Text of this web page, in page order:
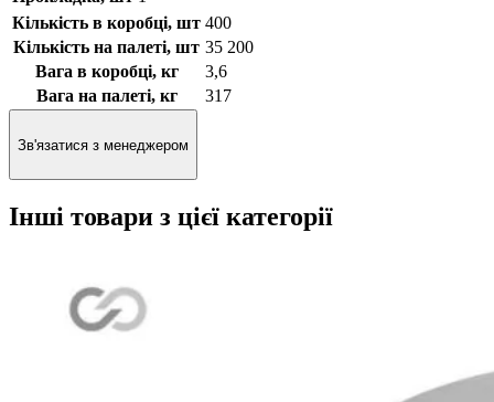
Кількість в коробці, шт 400
Кількість на палеті, шт 35 200
Вага в коробці, кг
3,6
Вага на палеті, кг
317
Зв'язатися з менеджером
Інші товари з цієї категорії